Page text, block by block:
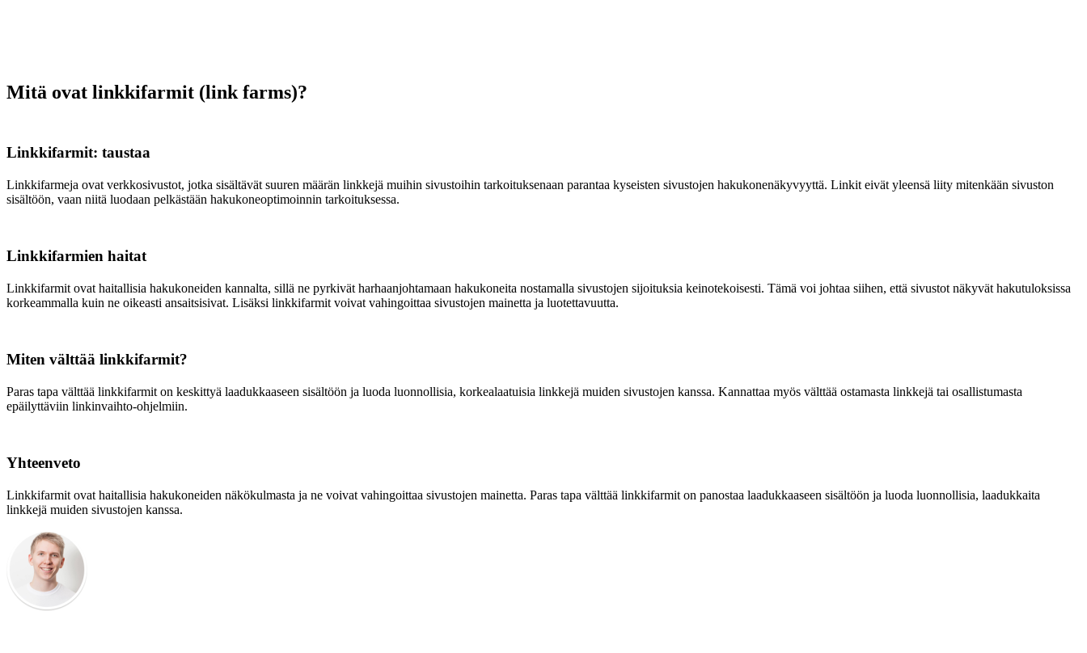
Mitä ovat linkkifarmit (link farms)?
Linkkifarmit: taustaa
Linkkifarmeja ovat verkkosivustot, jotka sisältävät suuren määrän linkkejä muihin sivustoihin tarkoituksenaan parantaa kyseisten sivustojen hakukonenäkyvyyttä. Linkit eivät yleensä liity mitenkään sivuston
sisältöön, vaan niitä luodaan pelkästään hakukoneoptimoinnin tarkoituksessa.
Linkkifarmien haitat
Linkkifarmit ovat haitallisia hakukoneiden kannalta, sillä ne pyrkivät harhaanjohtamaan hakukoneita nostamalla sivustojen sijoituksia keinotekoisesti. Tämä voi johtaa siihen, että sivustot näkyvät hakutuloksissa
korkeammalla kuin ne oikeasti ansaitsisivat. Lisäksi linkkifarmit voivat vahingoittaa sivustojen mainetta ja luotettavuutta.
Miten välttää linkkifarmit?
Paras tapa välttää linkkifarmit on keskittyä laadukkaaseen sisältöön ja luoda luonnollisia, korkealaatuisia linkkejä muiden sivustojen kanssa. Kannattaa myös välttää ostamasta linkkejä tai osallistumasta
epäilyttäviin linkinvaihto-ohjelmiin.
Yhteenveto
Linkkifarmit ovat haitallisia hakukoneiden näkökulmasta ja ne voivat vahingoittaa sivustojen mainetta. Paras tapa välttää linkkifarmit on panostaa laadukkaaseen sisältöön ja luoda luonnollisia, laadukkaita
linkkejä muiden sivustojen kanssa.